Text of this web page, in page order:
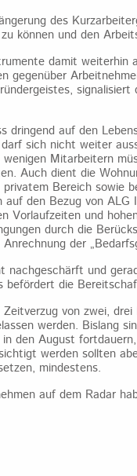
des
können und den
damit weiterhin
gegenüber
dringend auf den
sich nicht weiter
Mitarbeitern
Auch dient die
Bereich sowie
auf den Bezug von
Vorlaufzeiten und
durch die
der
nachgeschärft und
befördert die
von zwei,
werden. Bislang
den August
werden sollten
mindestens.
auf dem Radar